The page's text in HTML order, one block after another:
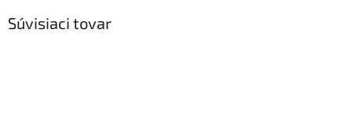
Súvisiaci tovar